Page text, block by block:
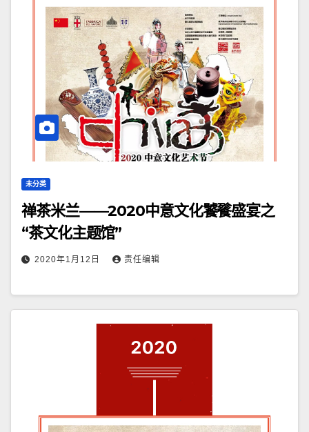
未分类
禅茶米兰——2020中意文化饕餮盛宴之
“茶文化主题馆”
2020年1月12日 责任编辑